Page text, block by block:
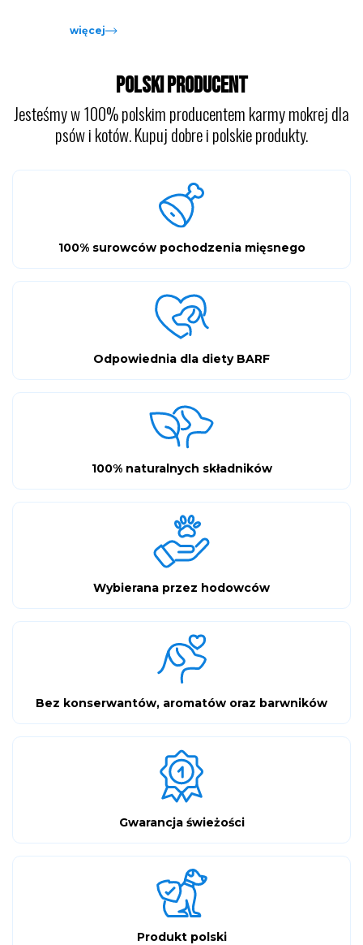
więcej
POLSKI PRODUCENT
Jesteśmy w 100% polskim producentem karmy mokrej dla
psów i kotów. Kupuj dobre i polskie produkty.
100% surowców pochodzenia mięsnego
Odpowiednia dla diety BARF
100% naturalnych składników
Wybierana przez hodowców
Bez konserwantów, aromatów oraz barwników
Gwarancja świeżości
Produkt polski